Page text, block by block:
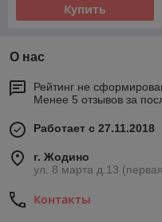
Купить
О нас
Рейтинг не
Менее 5 отзывов за
Работает с 27.11.2018
г. Жодино
ул. 8 марта д.13
Контакты